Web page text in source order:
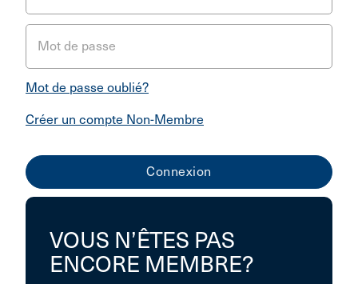
Mot de passe
Mot de passe oublié?
Créer un compte Non-Membre
VOUS N’ÊTES PAS
ENCORE MEMBRE?